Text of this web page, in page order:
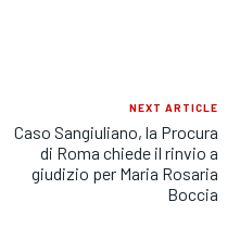
NEXT ARTICLE
Caso Sangiuliano, la Procura
di Roma chiede il rinvio a
giudizio per Maria Rosaria
Boccia